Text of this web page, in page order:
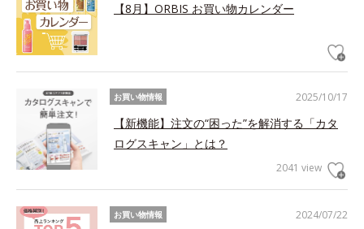
【8月】ORBIS お買い物カレンダー
2025/10/17
お買い物情報
【新機能】注文の“困った”を解消する「カタ
ログスキャン」とは？
2041 view
2024/07/22
お買い物情報